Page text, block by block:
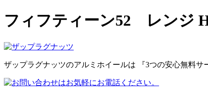
フィフティーン52 レンジ
ザップラグナッツのアルミホイールは 『3つの安心無料サ